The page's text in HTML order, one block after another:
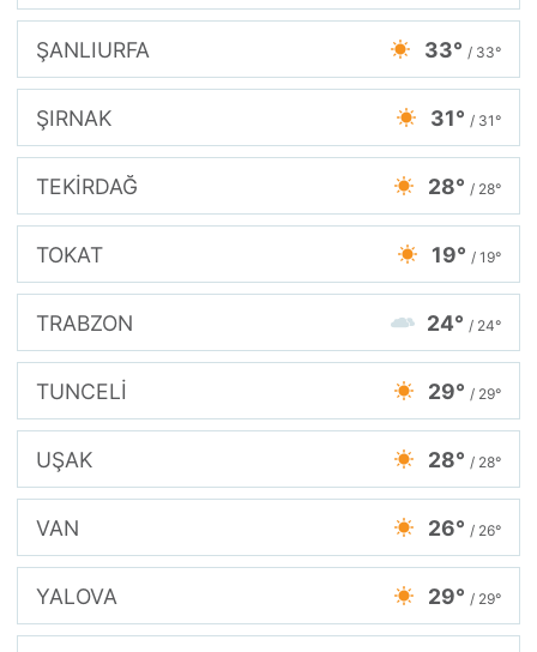
ŞANLIURFA 33° / 33°
ŞIRNAK 31° / 31°
TEKİRDAĞ 28° / 28°
TOKAT 19° / 19°
TRABZON 24° / 24°
TUNCELİ 29° / 29°
UŞAK 28° / 28°
VAN 26° / 26°
YALOVA 29° / 29°